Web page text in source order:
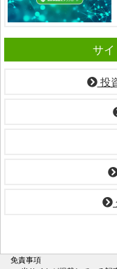
サ
投
免責事項